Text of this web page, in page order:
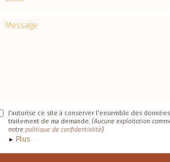
Message
J'autorise ce site à conserver l'ensemble des
traitement de ma demande. (Aucune exploitation
notre politique de confidentialité)
Plus